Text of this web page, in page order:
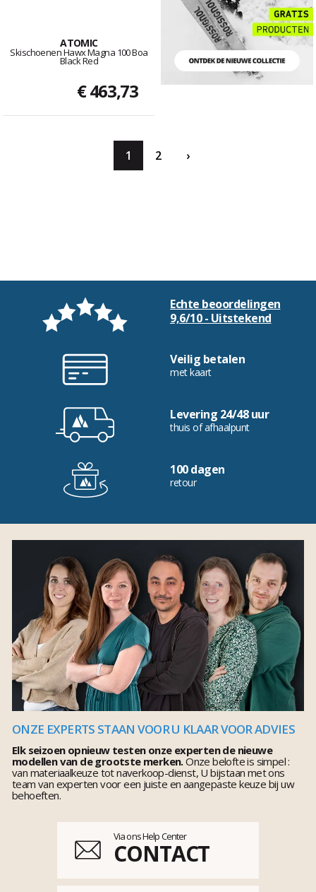
ATOMIC
Skischoenen Hawx Magna 100 Boa
Black Red
€ 463,73
1 2 ›
Echte beoordelingen
9,6/10 - Uitstekend
Veilig betalen
met kaart
Levering 24/48 uur
thuis of afhaalpunt
100 dagen
retour
ONZE EXPERTS STAAN VOOR U KLAAR VOOR ADVIES
Elk seizoen opnieuw testen onze experten de nieuwe
modellen van de grootste merken.Onze belofte is simpel :
van materiaalkeuze tot naverkoop-dienst, U bijstaan met ons
team van experten voor een juiste en aangepaste keuze bij uw
behoeften.
Via ons Help Center
CONTACT